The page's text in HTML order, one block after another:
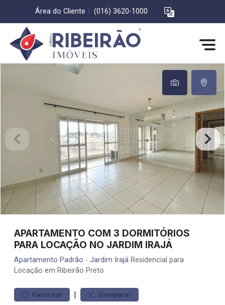
Área do Cliente (016) 3620-1000
APARTAMENTO COM 3 DORMITÓRIOS
PARA LOCAÇÃO NO JARDIM IRAJÁ
Apartamento Padrão - Jardim Irajá Residencial para
Locação em Ribeirão Preto
Favoritar | Comparar